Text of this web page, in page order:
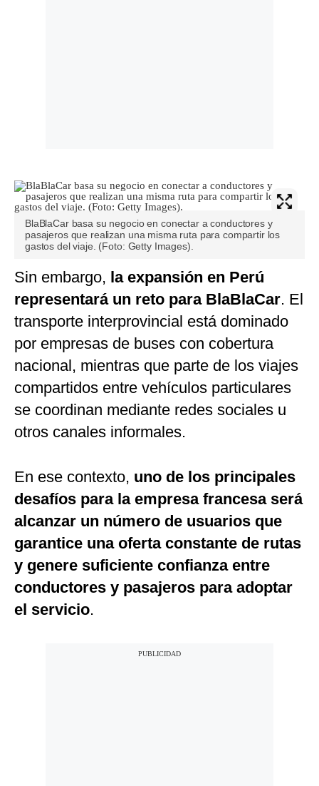
BlaBlaCar basa su negocio en conectar a conductores y
pasajeros que realizan una misma ruta para compartir los
gastos del viaje. (Foto: Getty Images).
Sin embargo, la expansión en Perú
representará un reto para BlaBlaCar. El
transporte interprovincial está dominado
por empresas de buses con cobertura
nacional, mientras que parte de los viajes
compartidos entre vehículos particulares
se coordinan mediante redes sociales u
otros canales informales.
En ese contexto, uno de los principales
desafíos para la empresa francesa será
alcanzar un número de usuarios que
garantice una oferta constante de rutas
y genere suficiente confianza entre
conductores y pasajeros para adoptar
el servicio.